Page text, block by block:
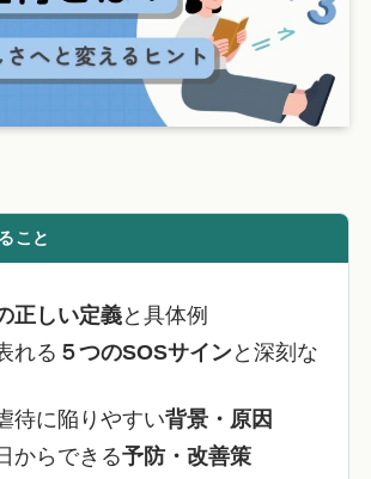
こと
正しい定義と具体例
れる ５つのSOSサインと深刻な
待に陥りやすい背景・原因
からできる予防・改善策